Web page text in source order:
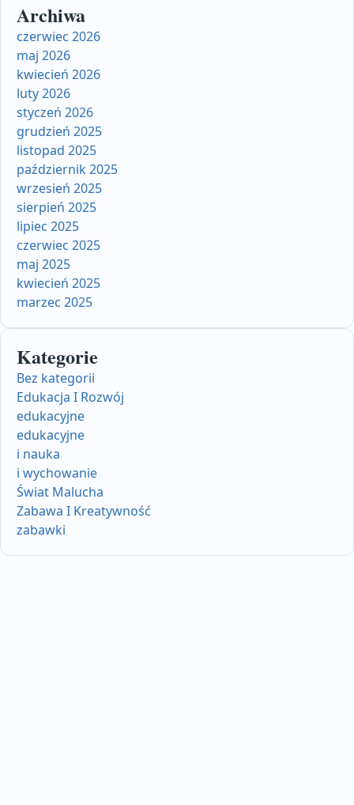
Archiwa
czerwiec 2026
maj 2026
kwiecień 2026
luty 2026
styczeń 2026
grudzień 2025
listopad 2025
październik 2025
wrzesień 2025
sierpień 2025
lipiec 2025
czerwiec 2025
maj 2025
kwiecień 2025
marzec 2025
Kategorie
Bez kategorii
Edukacja I Rozwój
edukacyjne
edukacyjne
i nauka
i wychowanie
Świat Malucha
Zabawa I Kreatywność
zabawki